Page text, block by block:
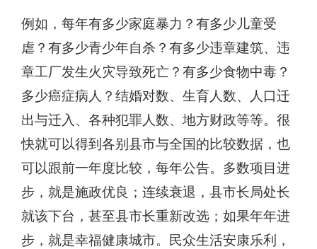
例如，每年有多少家庭暴力？有多少儿童受
虐？有多少青少年自杀？有多少违章建筑、违
章工厂发生火灾导致死亡？有多少食物中毒？
多少癌症病人？结婚对数、生育人数、人口迁
出与迁入、各种犯罪人数、地方财政等等。很
快就可以得到各别县市与全国的比较数据，也
可以跟前一年度比较，每年公告。多数项目进
步，就是施政优良；连续衰退，县市长局处长
就该下台，甚至县市长重新改选；如果年年进
步，就是幸福健康城市。民众生活安康乐利，